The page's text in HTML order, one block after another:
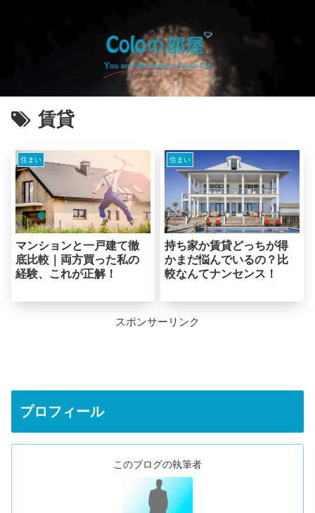
賃貸
住まい
マンションと一戸建て徹
底比較｜両方買った私の
経験、これが正解！
住まい
持ち家か賃貸どっちが得
かまだ悩んでいるの？比
較なんてナンセンス！
スポンサーリンク
プロフィール
このブログの執筆者